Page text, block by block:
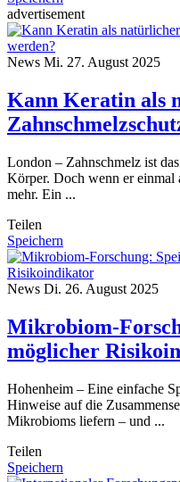
advertisement
News Mi. 27. August 2025
Kann Keratin als
London – Zahnschmelz ist
Körper. Doch wenn er
mehr. Ein ...
Teilen
Speichern
News Di. 26. August 2025
Mikrobiom-
möglicher
Hohenheim – Eine einfache
Hinweise auf die
Mikrobioms liefern – und ...
Teilen
Speichern